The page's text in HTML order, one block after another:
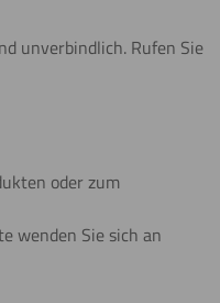
unverbindlich. Rufen Sie
oder zum
wenden Sie sich an